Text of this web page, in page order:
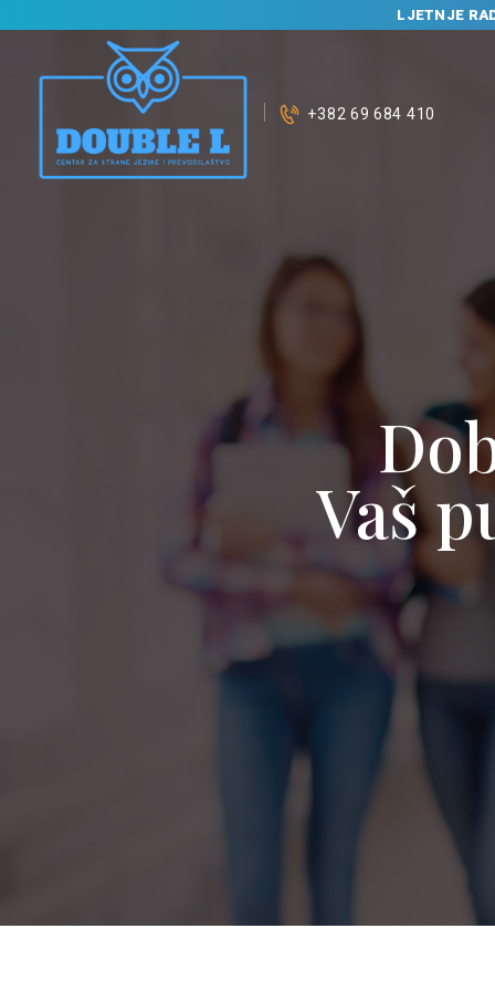
LJETNJE
+382 69 684 410